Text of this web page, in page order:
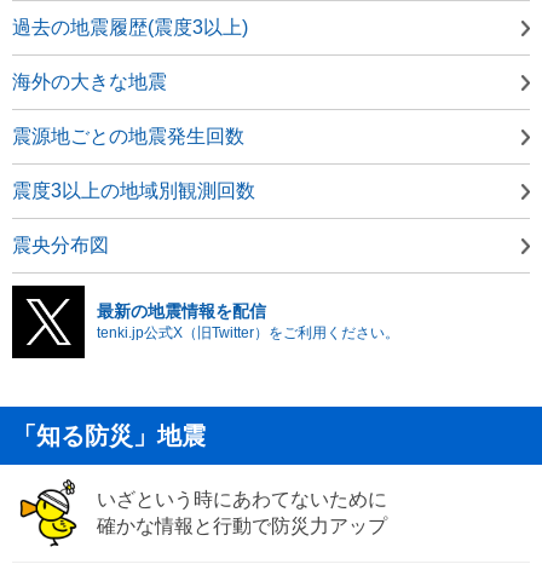
過去の地震履歴(震度3以上)
海外の大きな地震
震源地ごとの地震発生回数
震度3以上の地域別観測回数
震央分布図
最新の地震情報を配信
tenki.jp公式X（旧Twitter）をご利用ください。
「知る防災」地震
いざという時にあわてないために
確かな情報と行動で防災力アップ